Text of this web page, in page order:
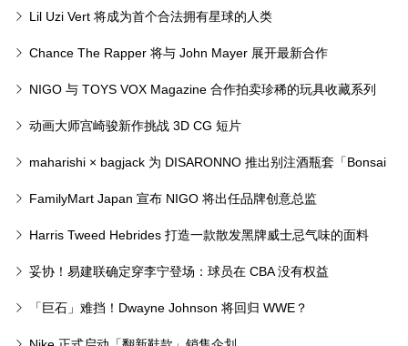
Lil Uzi Vert 将成为首个合法拥有星球的人类
Chance The Rapper 将与 John Mayer 展开最新合作
NIGO 与 TOYS VOX Magazine 合作拍卖珍稀的玩具收藏系列
动画大师宫崎骏新作挑战 3D CG 短片
maharishi × bagjack 为 DISARONNO 推出别注酒瓶套「Bonsai
Forest」
FamilyMart Japan 宣布 NIGO 将出任品牌创意总监⁠
Harris Tweed Hebrides 打造一款散发黑牌威士忌气味的面料
妥协！易建联确定穿李宁登场：球员在 CBA 没有权益
「巨石」难挡！Dwayne Johnson 将回归 WWE？